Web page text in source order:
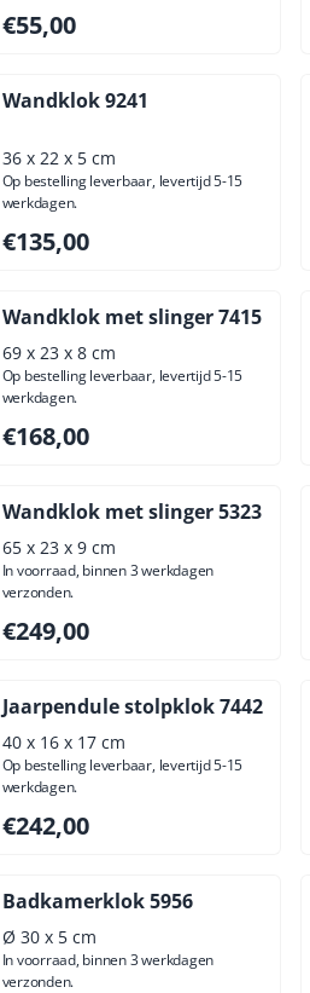
Prijs: 55,00, exclusief btw: 45,45
€55,00
Wandklok 9241
36 x 22 x 5 cm
Op bestelling leverbaar, levertijd 5-15
werkdagen.
Prijs: 135,00, exclusief btw: 111,57
€135,00
Wandklok met slinger 7415
69 x 23 x 8 cm
Op bestelling leverbaar, levertijd 5-15
werkdagen.
Prijs: 168,00, exclusief btw: 138,84
€168,00
Wandklok met slinger 5323
65 x 23 x 9 cm
In voorraad, binnen 3 werkdagen
verzonden.
Prijs: 249,00, exclusief btw: 205,79
€249,00
Jaarpendule stolpklok 7442
40 x 16 x 17 cm
Op bestelling leverbaar, levertijd 5-15
werkdagen.
Prijs: 242,00, exclusief btw: 200,00
€242,00
Badkamerklok 5956
Ø 30 x 5 cm
In voorraad, binnen 3 werkdagen
verzonden.